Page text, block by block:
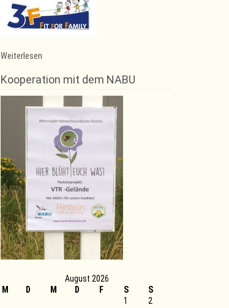
Weiterlesen
Kooperation mit dem NABU
August 2026
M
D M D F S
S
1
2